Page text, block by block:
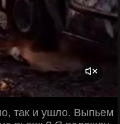
так и ушло. Выпьем